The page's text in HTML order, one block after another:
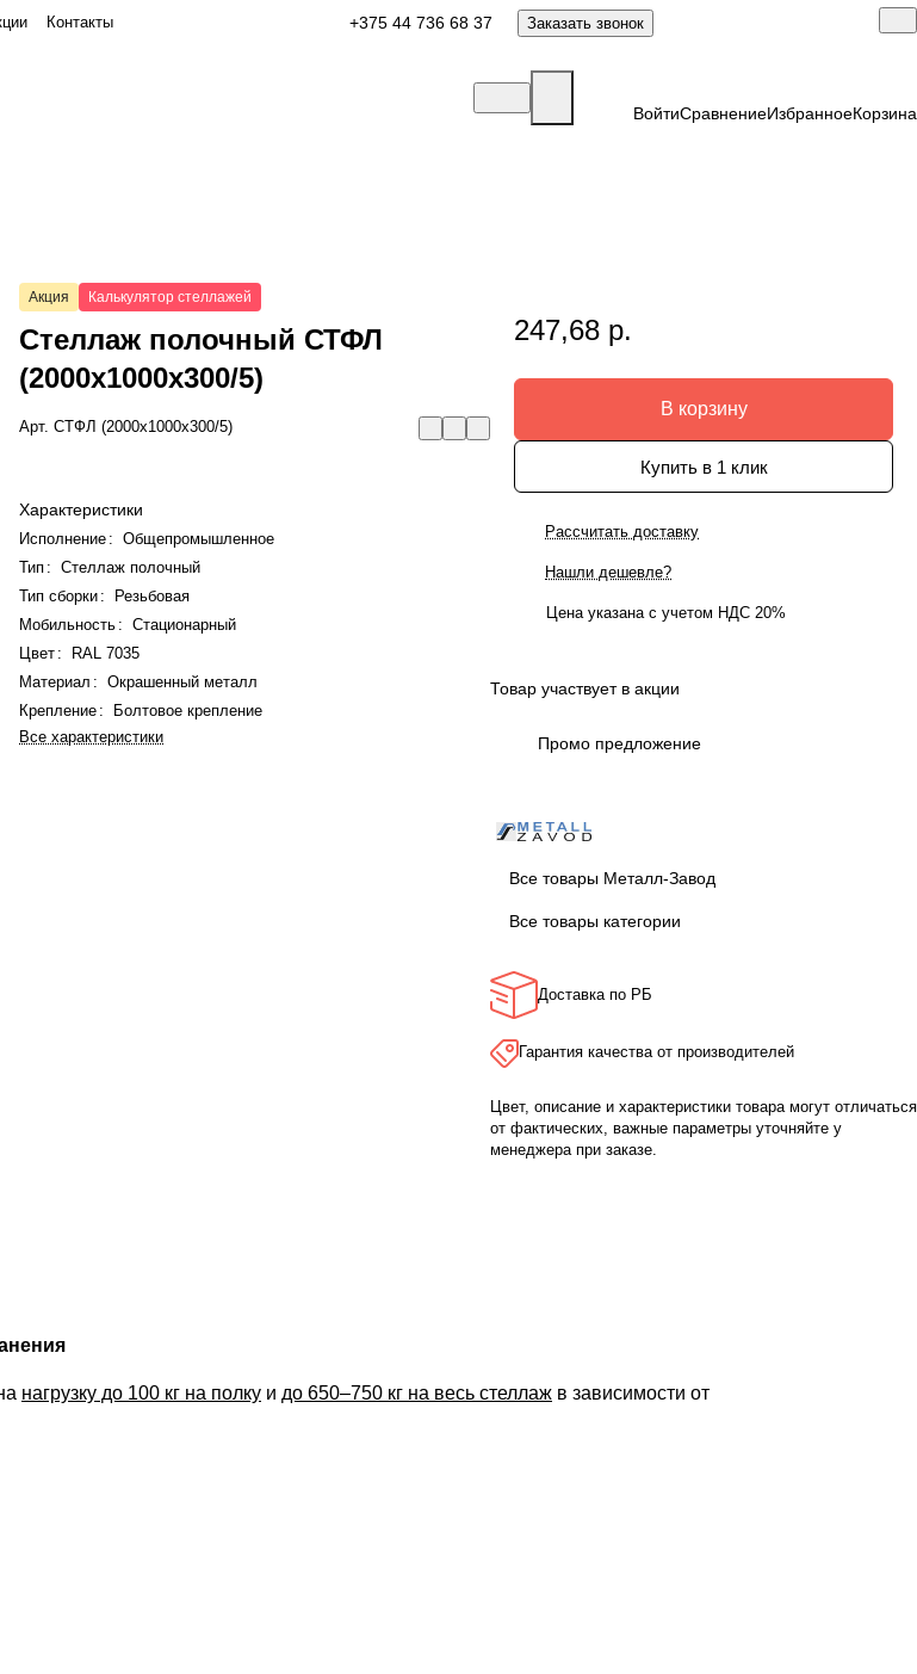
Контакты +375 44 736 68 37 Заказать звонок
ВойтиСравнениеИзбранноеКорзина
Акция Калькулятор стеллажей
Стеллаж полочный СТФЛ
(2000x1000x300/5)
Арт.СТФЛ (2000x1000x300/5)
Характеристики
Исполнение :
Общепромышленное
Тип :
Стеллаж полочный
Тип сборки:
Резьбовая
Мобильность :
Стационарный
Цвет :
RAL 7035
Материал :
Окрашенный металл
Крепление :
Болтовое крепление
Все характеристики
247,68 р.
В корзину
Купить в 1 клик
Рассчитать доставку
Нашли дешевле?
Цена указана с учетом НДС 20%
Товар участвует в акции
Промо предложение
Все товары Металл-Завод
Все товары категории
Доставка по РБ
Гарантия качества от производителей
Цвет, описание и характеристики товара могут отличаться
от фактических, важные параметры уточняйте у
менеджера при заказе.
нагрузку до 100 кг на полку и до 650–750 кг на весь стеллаж в зависимости от